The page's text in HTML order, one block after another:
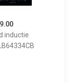
inductie